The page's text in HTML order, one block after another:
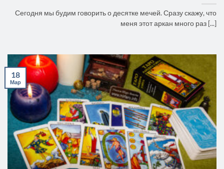
Сегодня мы будим говорить о десятке мечей. Сразу скажу, что
меня этот аркан много раз [...]
18
Мар